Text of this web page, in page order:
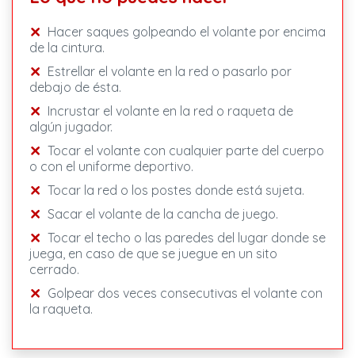
Hacer saques golpeando el volante por encima
de la cintura.
Estrellar el volante en la red o pasarlo por
debajo de ésta.
Incrustar el volante en la red o raqueta de
algún jugador.
Tocar el volante con cualquier parte del cuerpo
o con el uniforme deportivo.
Tocar la red o los postes donde está sujeta.
Sacar el volante de la cancha de juego.
Tocar el techo o las paredes del lugar donde se
juega, en caso de que se juegue en un sito
cerrado.
Golpear dos veces consecutivas el volante con
la raqueta.